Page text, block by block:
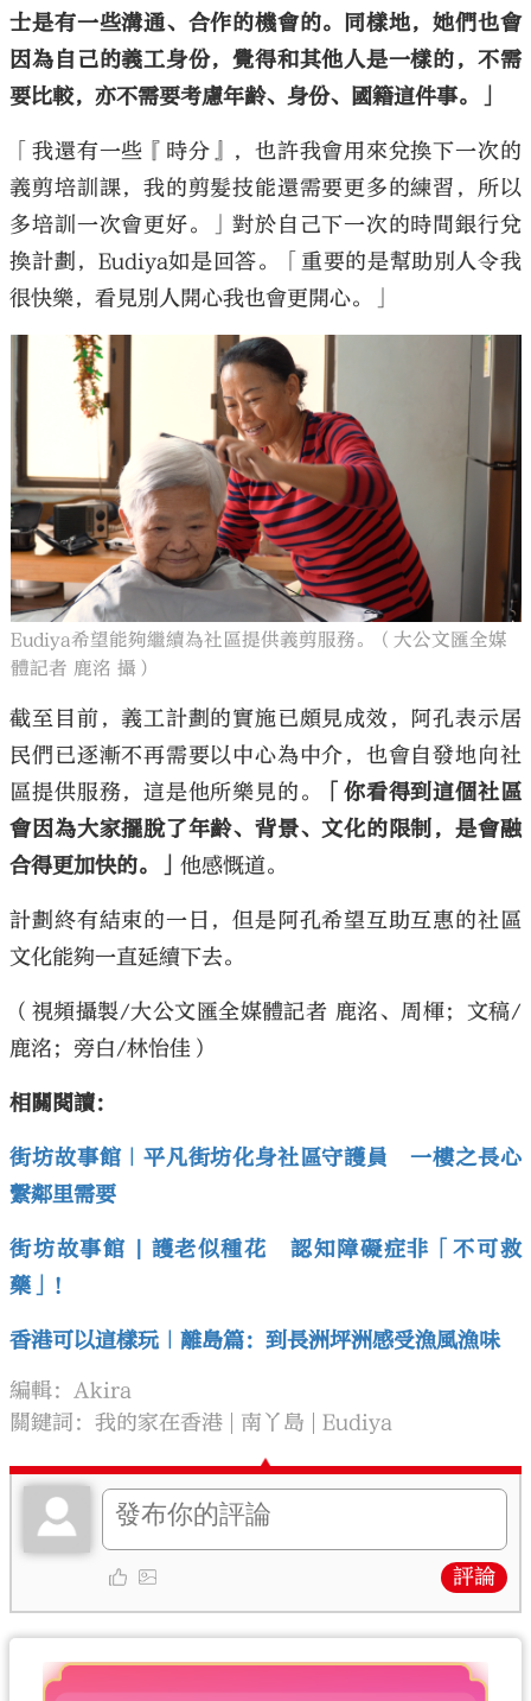
士是有一些溝通、合作的機會的。同樣地，她們也會
因為自己的義工身份，覺得和其他人是一樣的，不需
要比較，亦不需要考慮年齡、身份、國籍這件事。」
「我還有一些『時分』，也許我會用來兌換下一次的
義剪培訓課，我的剪髮技能還需要更多的練習，所以
多培訓一次會更好。」對於自己下一次的時間銀行兌
換計劃，Eudiya如是回答。「重要的是幫助別人令我
很快樂，看見別人開心我也會更開心。」
Eudiya希望能夠繼續為社區提供義剪服務。（大公文匯全媒
體記者 鹿洺 攝）
截至目前，義工計劃的實施已頗見成效，阿孔表示居
民們已逐漸不再需要以中心為中介，也會自發地向社
區提供服務，這是他所樂見的。
「你看得到這個社區
會因為大家擺脫了年齡、背景、文化的限制，是會融
合得更加快的。」他感慨道。
計劃終有結束的一日，但是阿孔希望互助互惠的社區
文化能夠一直延續下去。
（視頻攝製/大公文匯全媒體記者 鹿洺、周楎；文稿/
鹿洺；旁白/林怡佳）
相關閱讀：
街坊故事館｜平凡街坊化身社區守護員 一樓之長心
繫鄰里需要
街坊故事館 | 護老似種花 認知障礙症非「不可救
藥」！
香港可以這樣玩｜離島篇：到長洲坪洲感受漁風漁味
編輯：Akira
關鍵詞：我的家在香港 南丫島 Eudiya
評論